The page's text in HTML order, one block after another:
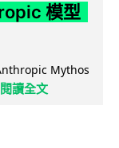
模型
Mythos
閱讀全文